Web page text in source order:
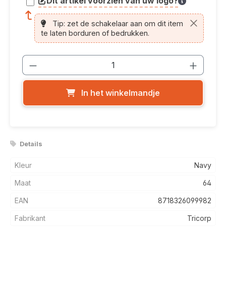
article.printing.helptext
Tip: zet de schakelaar aan om dit item
te laten borduren of bedrukken.
Producthoeveelheid: Voer de
In het winkelmandje
Details
Kleur Navy
Maat 64
EAN 8718326099982
Fabrikant Tricorp